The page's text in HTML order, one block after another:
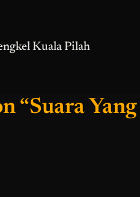
Kuala Pilah
“Suara Yang